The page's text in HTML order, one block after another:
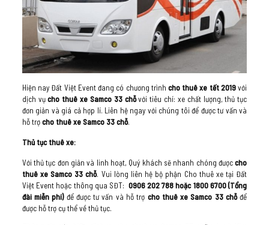
Hiện nay Đất Việt Event đang có chương trình cho thuê xe tết 2019với
dịch vụcho thuê xe Samco 33 chỗvới tiêu chí: xe chất lượng, thủ tục
đơn giản và giá cả hợp lí. Liên hệ ngay với chúng tôi để được tư vấn và
hỗ trợcho thuê xe Samco 33 chỗ.
Thủ tục thuê xe:
Với thủ tục đơn giản và linh hoạt, Quý khách sẽ nhanh chóng đượccho
thuê xe Samco 33 chỗ. Vui lòng liên hệ bộ phận Cho thuê xe tại Đất
Việt Event hoặc thông qua SĐT: 0906 202 788hoặc 1800 6700(Tổng
đài miễn phí)để được tư vấn và hỗ trợ cho thuê xe Samco 33 chỗđể
được hỗ trợ cụ thể về thủ tục.